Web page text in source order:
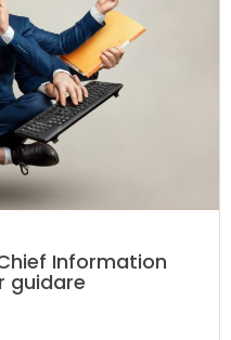
Information
guidare